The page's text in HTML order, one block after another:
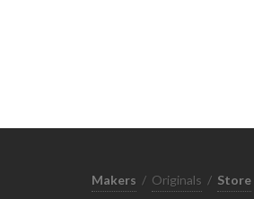
Makers / Originals / Store